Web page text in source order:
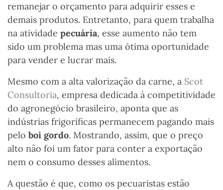
remanejar o orçamento para adquirir esses e
demais produtos. Entretanto, para quem trabalha
na atividade pecuária, esse aumento não tem
sido um problema mas uma ótima oportunidade
para vender e lucrar mais.
Mesmo com a alta valorização da carne, a Scot
Consultoria, empresa dedicada à competitividade
do agronegócio brasileiro, aponta que as
indústrias frigoríficas permanecem pagando mais
pelo boi gordo. Mostrando, assim, que o preço
alto não foi um fator para conter a exportação
nem o consumo desses alimentos.
A questão é que, como os pecuaristas estão